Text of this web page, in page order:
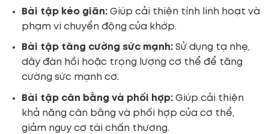
Bài tập kéo giãn:Giúp cải thiện tính linh hoạt và
phạm vi chuyển động của khớp.
Bài tập tăng cường sức mạnh:Sử dụng tạ nhẹ,
dây đàn hồi hoặc trọng lượng cơ thể để tăng
cường sức mạnh cơ.
Bài tập cân bằng và phối hợp:Giúp cải thiện
khả năng cân bằng và phối hợp của cơ thể,
giảm nguy cơ tái chấn thương.